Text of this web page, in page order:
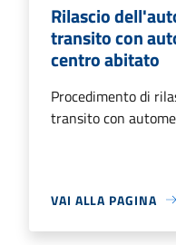
Rilascio
transito con
centro abitato
Procedimento di
transito con
VAI ALLA PAGINA